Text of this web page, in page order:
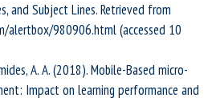
and Subject Lines. Retrieved from
alertbox/980906.html (accessed 10
A. A. (2018). Mobile-Based micro-
Impact on learning performance and